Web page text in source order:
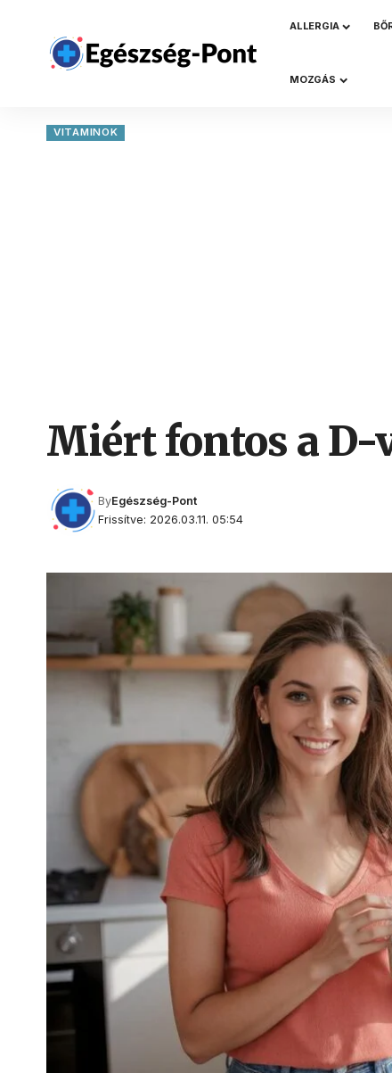
ALLERGIA
MOZGÁS
VITAMINOK
Miért fontos a D-
Frissítve: 2026.03.11. 05:54
ByEgészség-Pont